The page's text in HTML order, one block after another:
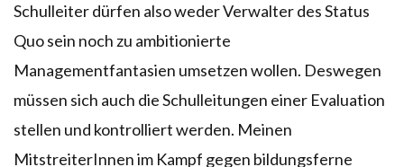
Schulleiter dürfen also weder Verwalter des Status
Quo sein noch zu ambitionierte
Managementfantasien umsetzen wollen. Deswegen
müssen sich auch die Schulleitungen einer Evaluation
stellen und kontrolliert werden. Meinen
MitstreiterInnen im Kampf gegen bildungsferne